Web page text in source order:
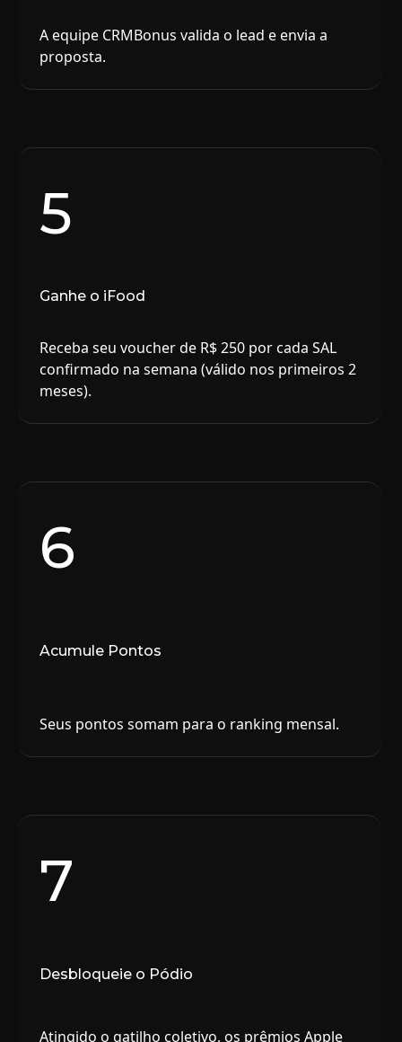
A equipe CRMBonus valida o lead e envia a
proposta.
5
Ganhe o iFood
Receba seu voucher de R$ 250 por cada SAL
confirmado na semana (válido nos primeiros 2
meses).
6
Acumule Pontos
Seus pontos somam para o ranking mensal.
7
Desbloqueie o Pódio
Atingido o gatilho coletivo, os prêmios Apple